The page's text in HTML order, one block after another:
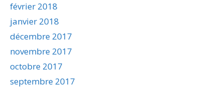
février 2018
janvier 2018
décembre 2017
novembre 2017
octobre 2017
septembre 2017